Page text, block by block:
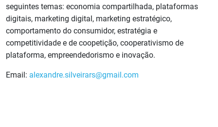
seguintes temas: economia compartilhada, plataformas
digitais, marketing digital, marketing estratégico,
comportamento do consumidor, estratégia e
competitividade e de coopetição, cooperativismo de
plataforma, empreendedorismo e inovação.
Email: alexandre.silveirars@gmail.com